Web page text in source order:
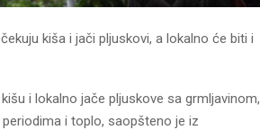
kiša i jači pljuskovi, a lokalno će biti i
i lokalno jače pljuskove sa grmljavinom,
i toplo, saopšteno je iz